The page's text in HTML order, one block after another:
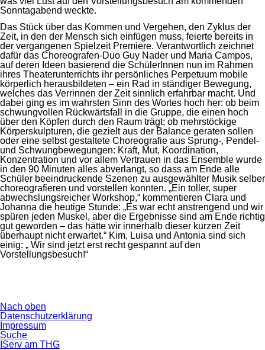
Sonntagabend weckte.
Das Stück über das Kommen und Vergehen, den Zyklus der
Zeit, in den der Mensch sich einfügen muss, feierte bereits in
der vergangenen Spielzeit Premiere. Verantwortlich zeichnet
dafür das Choreografen-Duo Guy Nader und Maria Campos,
auf deren Ideen basierend die SchülerInnen nun im Rahmen
ihres Theaterunterrichts ihr persönliches Perpetuum mobile
körperlich herausbildeten – ein Rad in ständiger Bewegung,
welches das Verrinnen der Zeit sinnlich erfahrbar macht. Und
dabei ging es im wahrsten Sinn des Wortes hoch her: ob beim
schwungvollen Rückwärtsfall in die Gruppe, die einen hoch
über den Köpfen durch den Raum trägt; ob mehrstöckige
Körperskulpturen, die gezielt aus der Balance geraten sollen
oder eine selbst gestaltete Choreografie aus Sprung-, Pendel-
und Schwungbewegungen: Kraft, Mut, Koordination,
Konzentration und vor allem Vertrauen in das Ensemble wurde
in den 90 Minuten alles abverlangt, so dass am Ende alle
Schüler beeindruckende Szenen zu ausgewählter Musik selber
choreografieren und vorstellen konnten. „Ein toller, super
abwechslungsreicher Workshop,“ kommentieren Clara und
Johanna die heutige Stunde: „Es war echt anstrengend und wir
spüren jeden Muskel, aber die Ergebnisse sind am Ende richtig
gut geworden – das hätte wir innerhalb dieser kurzen Zeit
überhaupt nicht erwartet.“ Kim, Luisa und Antonia sind sich
einig: „ Wir sind jetzt erst recht gespannt auf den
Vorstellungsbesuch!“
Nach oben
Navigation
überspringen
Datenschutzerklärung
Impressum
Suche
IServ am THG